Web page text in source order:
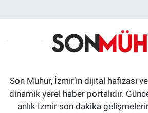
Son Mühür, İzmir’in dijital hafızası
dinamik yerel haber portalıdır.
anlık İzmir son dakika